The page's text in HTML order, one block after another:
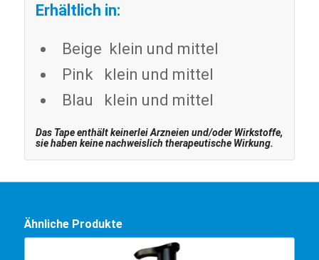
Erhältlich in:
Beige klein und mittel
Pink klein und mittel
Blau klein und mittel
Das Tape enthält keinerlei Arzneien und/oder Wirkstoffe,
sie haben keine nachweislich therapeutische Wirkung.
Ähnliche Produkte